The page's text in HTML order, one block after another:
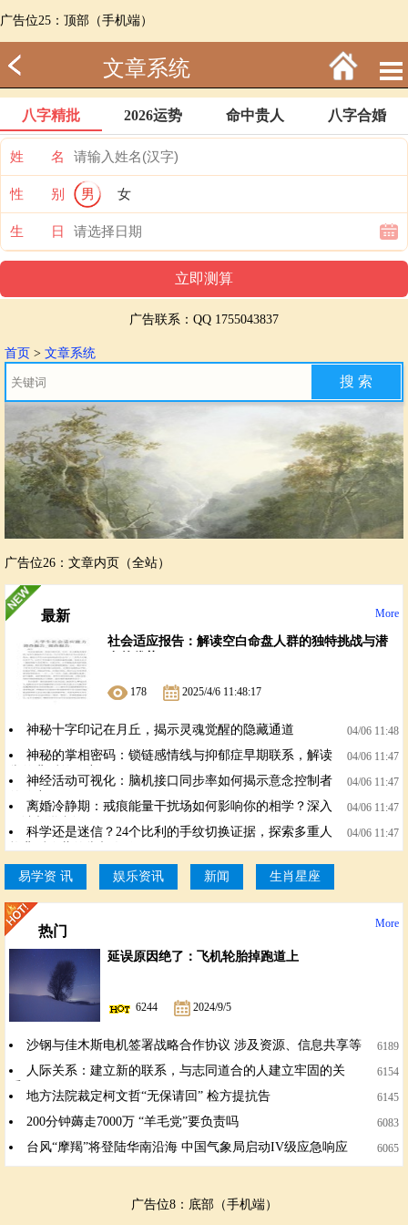
广告位25：顶部（手机端）
文章系统
八字精批 2026运势 命中贵人 八字合婚
姓 名
性 别 男 女
生 日
广告联系：QQ 1755043837
首页 > 文章系统
广告位26：文章内页（全站）
最新 More
社会适应报告：解读空白命盘人群的独特挑战与潜
178 2025/4/6 11:48:17
神秘十字印记在月丘，揭示灵魂觉醒的隐藏通道 04/06 11:48
神秘的掌相密码：锁链感情线与抑郁症早期联系，解读
掌纹背后的秘密
04/06 11:47
神经活动可视化：脑机接口同步率如何揭示意念控制者
的秘密？
04/06 11:47
离婚冷静期：戒痕能量干扰场如何影响你的相学？深入
解读相学印证
04/06 11:47
科学还是迷信？24个比利的手纹切换证据，探索多重人
格背后隐藏的掌相奥秘
04/06 11:47
易学资 讯 娱乐资讯 新闻 生肖星座
热门 More
延误原因绝了：飞机轮胎掉跑道上
6244 2024/9/5
沙钢与佳木斯电机签署战略合作协议 涉及资源、信息共享等 6189
人际关系：建立新的联系，与志同道合的人建立牢固的关
系。
6154
地方法院裁定柯文哲“无保请回” 检方提抗告 6145
200分钟薅走7000万 “羊毛党”要负责吗 6083
台风“摩羯”将登陆华南沿海 中国气象局启动IV级应急响应 6065
广告位8：底部（手机端）